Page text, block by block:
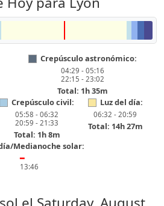
Crepúsculo astronómico:
04:29 - 05:16
22:15 - 23:02
Total: 1h 35m
Crepúsculo civil:
05:58 - 06:32
20:59 - 21:33
Total: 1h 8m
Luz del día:
06:32 - 20:59
Total: 14h 27m
Medianoche solar:
━
13:46